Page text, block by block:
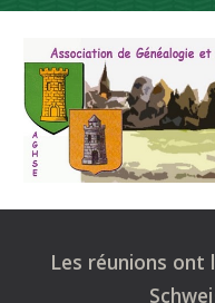
Les réunions ont